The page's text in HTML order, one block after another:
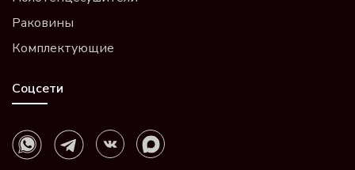
Раковины
Комплектующие
Соцсети